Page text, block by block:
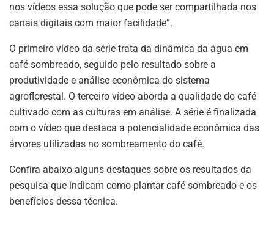
nos vídeos essa solução que pode ser compartilhada nos
canais digitais com maior facilidade”.
O primeiro vídeo da série trata da dinâmica da água em
café sombreado, seguido pelo resultado sobre a
produtividade e análise econômica do sistema
agroflorestal. O terceiro vídeo aborda a qualidade do café
cultivado com as culturas em análise. A série é finalizada
com o vídeo que destaca a potencialidade econômica das
árvores utilizadas no sombreamento do café.
Confira abaixo alguns destaques sobre os resultados da
pesquisa que indicam como plantar café sombreado e os
benefícios dessa técnica.